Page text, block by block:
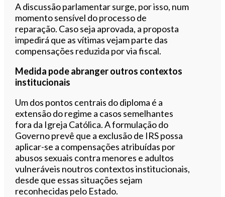
A discussão parlamentar surge, por isso, num
momento sensível do processo de
reparação. Caso seja aprovada, a proposta
impedirá que as vítimas vejam parte das
compensações reduzida por via fiscal.
Medida pode abranger outros contextos
institucionais
Um dos pontos centrais do diploma é a
extensão do regime a casos semelhantes
fora da Igreja Católica. A formulação do
Governo prevê que a exclusão de IRS possa
aplicar-se a compensações atribuídas por
abusos sexuais contra menores e adultos
vulneráveis noutros contextos institucionais,
desde que essas situações sejam
reconhecidas pelo Estado.